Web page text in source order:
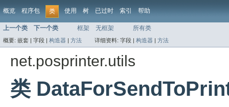
概览 程序包 类 使用 树 已过时 索引 帮助
上一个类 下一个类 框架 无框架 所有类
概要: 嵌套 | 字段 | 构造器 | 方法 详细资料: 字段 | 构造器 | 方法
net.posprinter.utils
类